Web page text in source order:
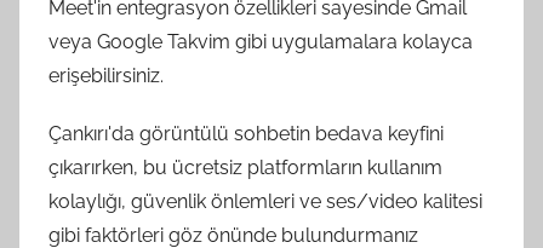
Meet'in entegrasyon özellikleri sayesinde Gmail
veya Google Takvim gibi uygulamalara kolayca
erişebilirsiniz.
Çankırı'da görüntülü sohbetin bedava keyfini
çıkarırken, bu ücretsiz platformların kullanım
kolaylığı, güvenlik önlemleri ve ses/video kalitesi
gibi faktörleri göz önünde bulundurmanız